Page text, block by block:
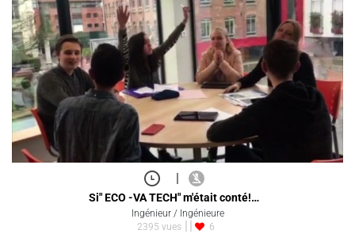
|
Si" ECO -VA TECH" m'était conté!…
Ingénieur / Ingénieure
2395 vues
6